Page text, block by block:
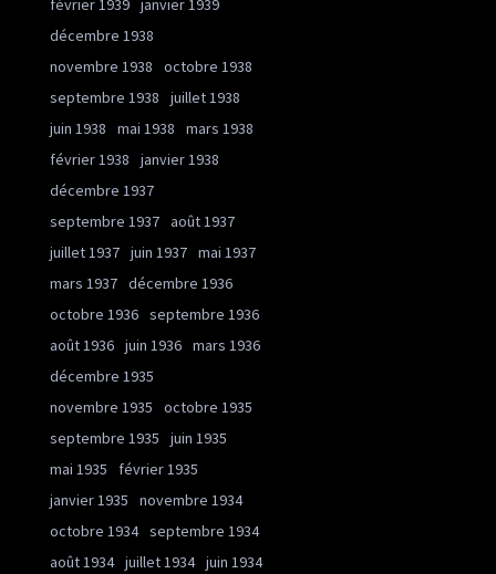
février 1939 janvier 1939
décembre 1938
novembre 1938
octobre 1938
septembre 1938
juillet 1938
juin 1938
mai 1938
mars 1938
février 1938
janvier 1938
décembre 1937
septembre 1937 août 1937
juillet 1937 juin 1937 mai 1937
mars 1937 décembre 1936
octobre 1936 septembre 1936
août 1936 juin 1936 mars 1936
décembre 1935
novembre 1935
octobre 1935
septembre 1935
juin 1935
mai 1935
février 1935
janvier 1935
novembre 1934
octobre 1934 septembre 1934
août 1934 juillet 1934 juin 1934